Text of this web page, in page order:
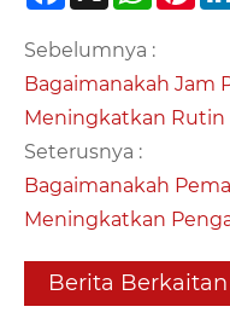
Sebelumnya :
Bagaimanakah Jam
Meningkatkan Rutin
Seterusnya :
Bagaimanakah
Meningkatkan
Berita Berkaitan